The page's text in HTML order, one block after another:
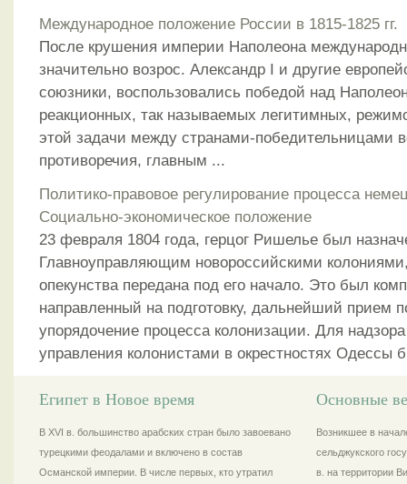
Международное положение России в 1815-1825 гг.
После крушения империи Наполеона
значительно возрос. Александр I и другие
союзники, воспользовались победой над
реакционных, так называемых легитимных,
этой задачи между странами-победительницами
противоречия, главным ...
Политико-правовое регулирование процесса
Социально-экономическое положение
23 февраля 1804 года, герцог Ришелье был
Главноуправляющим новороссийскими
опекунства передана под его начало. Это был
направленный на подготовку, дальнейший прием
упорядочение процесса колонизации. Для
управления колонистами в окрестностях Одессы
Египет в Новое время
В XVI в. большинство арабских стран было завоевано
турецкими феодалами и включено в состав
Османской империи. В числе первых, кто утратил
Основные
Возникшее в
сельджукского
в. на территории